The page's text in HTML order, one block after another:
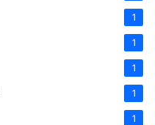
1
1
1
1
1